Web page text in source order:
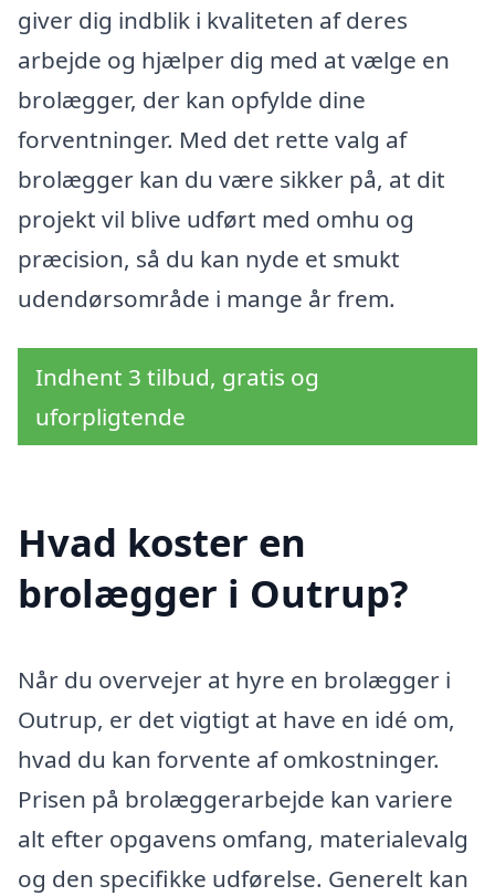
giver dig indblik i kvaliteten af deres
arbejde og hjælper dig med at vælge en
brolægger, der kan opfylde dine
forventninger. Med det rette valg af
brolægger kan du være sikker på, at dit
projekt vil blive udført med omhu og
præcision, så du kan nyde et smukt
udendørsområde i mange år frem.
Indhent 3 tilbud, gratis og
uforpligtende
Hvad koster en
brolægger i Outrup?
Når du overvejer at hyre en brolægger i
Outrup, er det vigtigt at have en idé om,
hvad du kan forvente af omkostninger.
Prisen på brolæggerarbejde kan variere
alt efter opgavens omfang, materialevalg
og den specifikke udførelse. Generelt kan